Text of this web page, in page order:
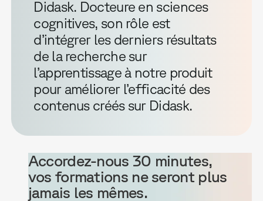
Didask. Docteure en sciences
cognitives, son rôle est
d’intégrer les derniers résultats
de la recherche sur
l’apprentissage à notre produit
pour améliorer l’efficacité des
contenus créés sur Didask.
Accordez-nous 30 minutes,
vos formations ne seront plus
jamais les mêmes.